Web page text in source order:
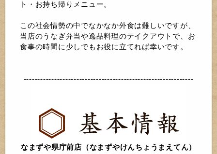
ト・お持ち帰りメニュー。
この社会情勢の中でなかなか外食は難しいですが、
当店のうなぎ弁当や逸品料理のテイクアウトで、お
食事の時間に少しでもお役に立てれば幸いです。
-------------------------------------------------------------
なまずや県庁前店（なまずやけんちょうまえてん）